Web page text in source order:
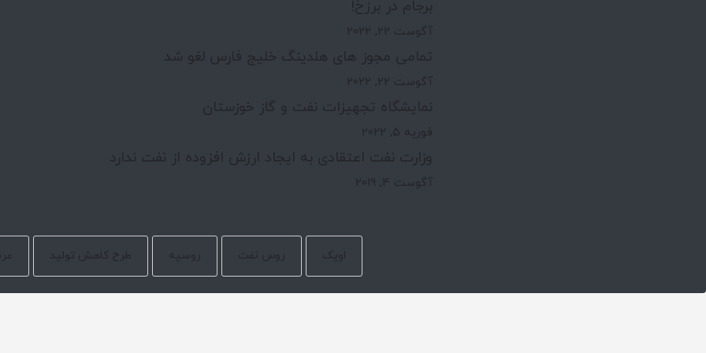
برجام در برزخ!
آگوست 22, 2022
تمامی مجوز های هلدینگ خلیج فارس لغو شد
آگوست 22, 2022
نمایشگاه تجهیزات نفت و گاز خوزستان
فوریه 5, 2022
وزارت نفت اعتقادی به ایجاد ارزش افزوده از نفت ندارد
آگوست 4, 2019
اوپک روس نفت روسیه طرح کاهش تولید